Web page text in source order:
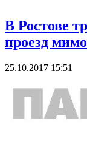
В Ростове
проезд
25.10.2017 15:51